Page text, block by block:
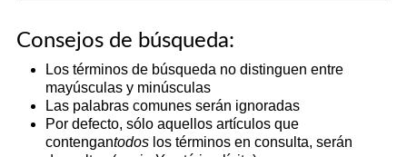
Consejos de búsqueda:
Los términos de búsqueda no distinguen entre
mayúsculas y minúsculas
Las palabras comunes serán ignoradas
Por defecto, sólo aquellos artículos que
contengantodoslos términos en consulta, serán